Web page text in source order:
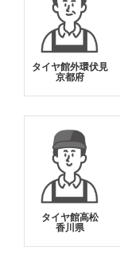
タイヤ館外環伏見
京都府
タイヤ館高松
香川県